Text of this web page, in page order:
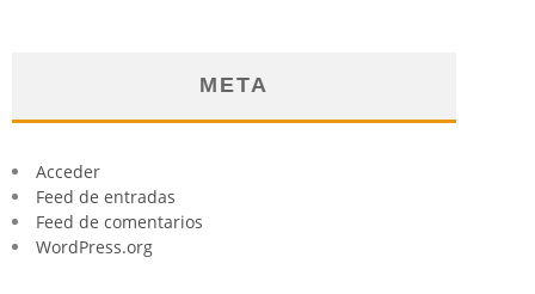
META
Acceder
Feed de entradas
Feed de comentarios
WordPress.org